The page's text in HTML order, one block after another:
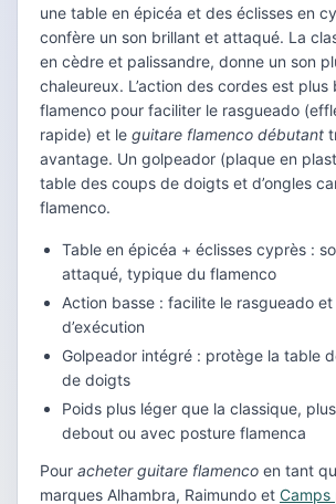
une table en épicéa et des éclisses en
confère un son brillant et attaqué. La
en cèdre et palissandre, donne un son
chaleureux. L’action des cordes est plus
flamenco pour faciliter le rasgueado
rapide) et le guitare flamenco débutant
avantage. Un golpeador (plaque en
table des coups de doigts et d’ongles
flamenco.
Table en épicéa + éclisses cyprès :
attaqué, typique du flamenco
Action basse : facilite le rasgueado
d’exécution
Golpeador intégré : protège la table
de doigts
Poids plus léger que la classique,
debout ou avec posture flamenca
Pour acheter guitare flamenco en tant
marques Alhambra, Raimundo et Camps